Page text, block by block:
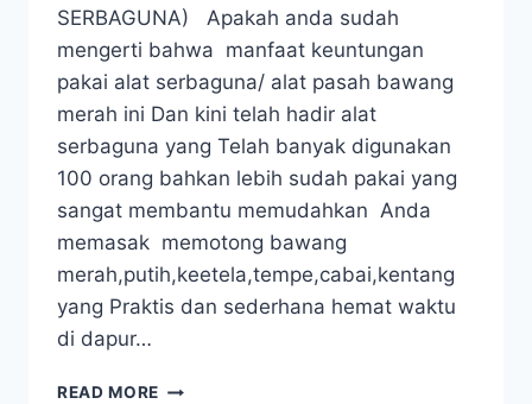
SERBAGUNA) Apakah anda sudah
mengerti bahwa manfaat keuntungan
pakai alat serbaguna/ alat pasah bawang
merah ini Dan kini telah hadir alat
serbaguna yang Telah banyak digunakan
100 orang bahkan lebih sudah pakai yang
sangat membantu memudahkan Anda
memasak memotong bawang
merah,putih,keetela,tempe,cabai,kentang
yang Praktis dan sederhana hemat waktu
di dapur…
READ MORE